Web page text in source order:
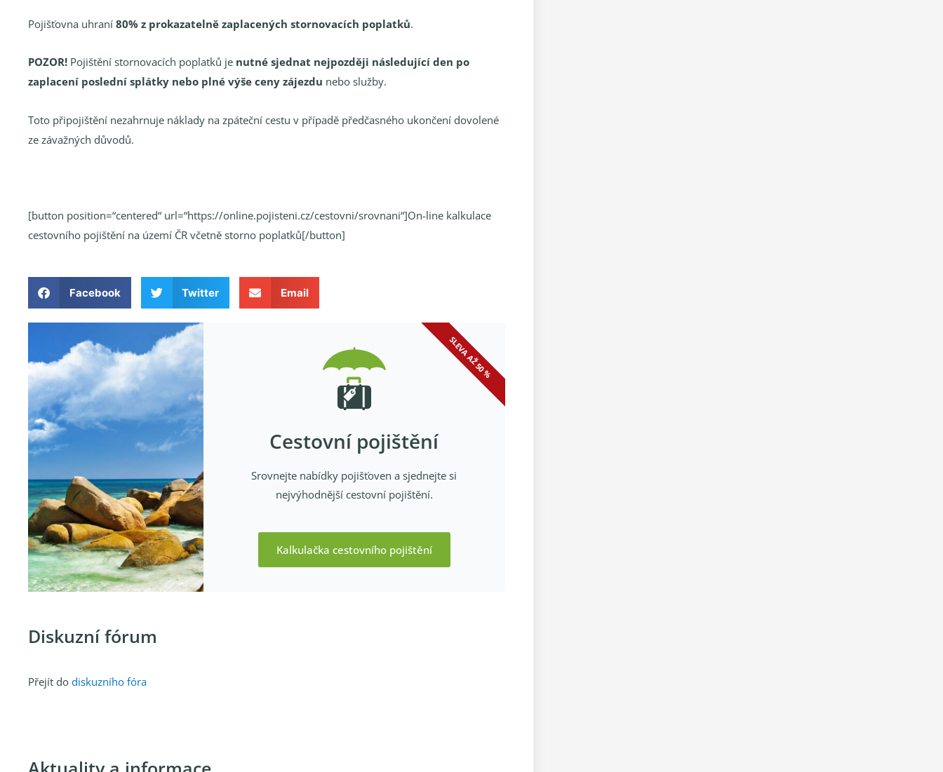
Pojišťovna uhraní 80% z prokazatelně zaplacených stornovacích poplatků.
POZOR! Pojištění stornovacích poplatků je nutné sjednat nejpozději následující den po
zaplacení poslední splátky nebo plné výše ceny zájezdu nebo služby.
Toto připojištění nezahrnuje náklady na zpáteční cestu v případě předčasného ukončení dovolené
ze závažných důvodů.
[button position=“centered“ url=“https://online.pojisteni.cz/cestovni/srovnani“]On-line kalkulace
cestovního pojištění na území ČR včetně storno poplatků[/button]
Facebook Twitter Email
Cestovní pojištění
Srovnejte nabídky pojišťoven a sjednejte si
nejvýhodnější cestovní pojištění.
Kalkulačka cestovního pojištění
SLEVA AŽ 50 %
Diskuzní fórum
Přejít do diskuzního fóra